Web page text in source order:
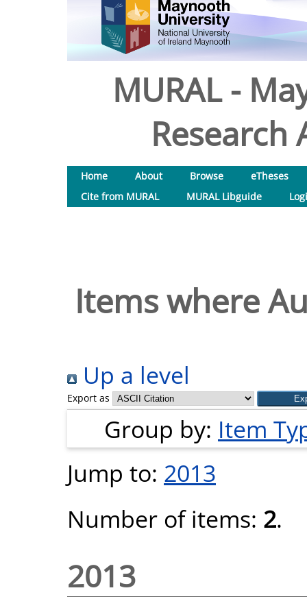
MURAL -
Research
Home About Browse
eTheses
Cite from MURAL
MURAL Libguide
Items where
Up a level
Export as
Group by: Item
Jump to: 2013
Number of items: 2.
2013